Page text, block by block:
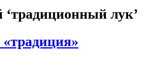
‘традиционный лук’